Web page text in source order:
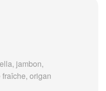
jambon,
origan